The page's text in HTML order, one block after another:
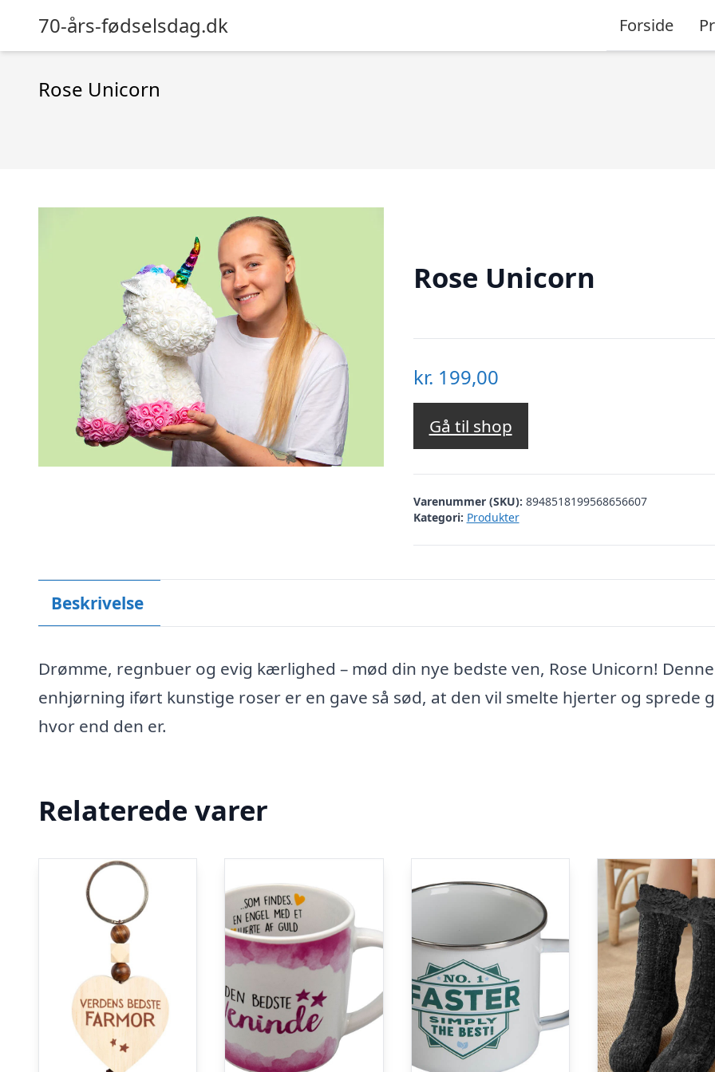
70-års-fødselsdag.dk Forside
Rose Unicorn
Rose Unicorn
kr. 199,00
Gå til shop
Varenummer (SKU): 8948518199568656607
Kategori: Produkter
Beskrivelse
Drømme, regnbuer og evig kærlighed – mød din nye bedste ven, Rose Unicorn! Denne
enhjørning iført kunstige roser er en gave så sød, at den vil smelte hjerter og sprede
hvor end den er.
Relaterede varer